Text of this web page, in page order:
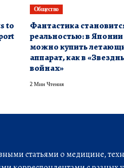
to
Общество
Фантастика
реальностью: в Японии
можно купить
аппарат, как в
войнах»
2 Мин Чтения
статьями о медицине,